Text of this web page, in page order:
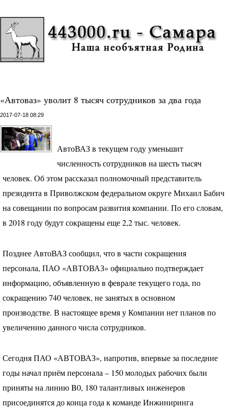
«Автоваз» уволит 8 тысяч сотрудников за два года
2017-07-18 08:29
АвтоВАЗ в текущем году уменьшит
численность сотрудников на шесть тысяч
человек. Об этом рассказал полномочный представитель
президента в Приволжском федеральном округе Михаил Бабич
на совещании по вопросам развития компании. По его словам,
в 2018 году будут сокращены еще 2,2 тыс. человек.
Позднее АвтоВАЗ сообщил, что в части сокращения
персонала, ПАО «АВТОВАЗ» официально подтверждает
информацию, объявленную в феврале текущего года, по
сокращению 740 человек, не занятых в основном
производстве. В настоящее время у Компании нет планов по
увеличению данного числа сотрудников.
СегодняПАО «АВТОВАЗ», напротив, впервые за последние
годы начал приём персонала – 150 молодых рабочих были
приняты на линию B0, 180 талантливых инженеров
присоединятся до конца года к команде Инжиниринга